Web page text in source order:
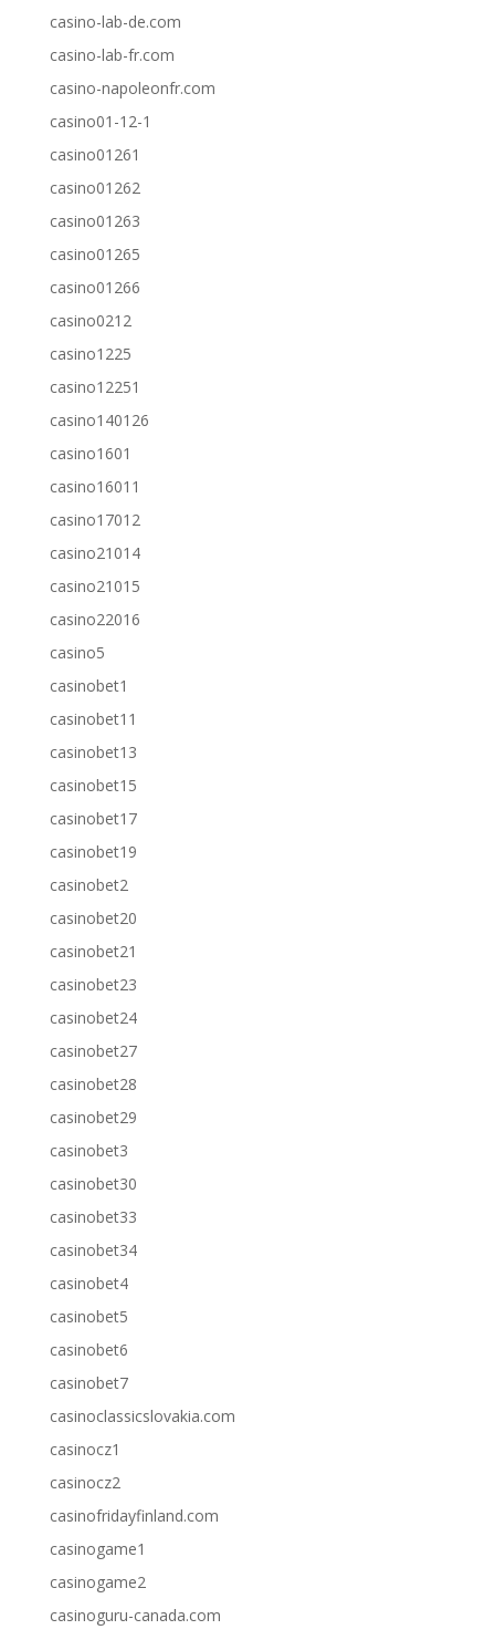
casino-lab-de.com
casino-lab-fr.com
casino-napoleonfr.com
casino01-12-1
casino01261
casino01262
casino01263
casino01265
casino01266
casino0212
casino1225
casino12251
casino140126
casino1601
casino16011
casino17012
casino21014
casino21015
casino22016
casino5
casinobet1
casinobet11
casinobet13
casinobet15
casinobet17
casinobet19
casinobet2
casinobet20
casinobet21
casinobet23
casinobet24
casinobet27
casinobet28
casinobet29
casinobet3
casinobet30
casinobet33
casinobet34
casinobet4
casinobet5
casinobet6
casinobet7
casinoclassicslovakia.com
casinocz1
casinocz2
casinofridayfinland.com
casinogame1
casinogame2
casinoguru-canada.com